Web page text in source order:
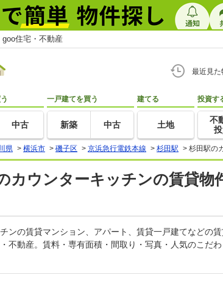
住宅・不動産
最近見た
中古
一戸建てを買う
新築 中古
建てる
土地
投資す
不
県 > 横浜市 > 磯子区 > 京浜急行電鉄本線 > 杉田駅 > 杉田駅の
カウンターキッチンの賃貸物
ンの賃貸マンション、アパート、賃貸一戸建てなどの
不動産。賃料・専有面積・間取り・写真・人気のこだ